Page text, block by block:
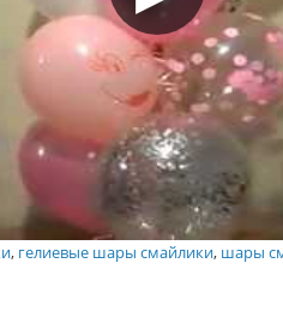
, гелиевые шары смайлики, шары